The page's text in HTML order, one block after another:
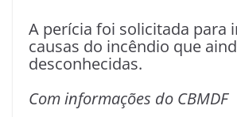
A perícia foi solicitada para
causas do incêndio que
desconhecidas.
Com informações do CBMDF